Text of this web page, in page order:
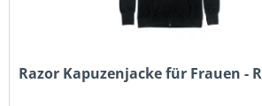
Razor Kapuzenjacke für Frauen -